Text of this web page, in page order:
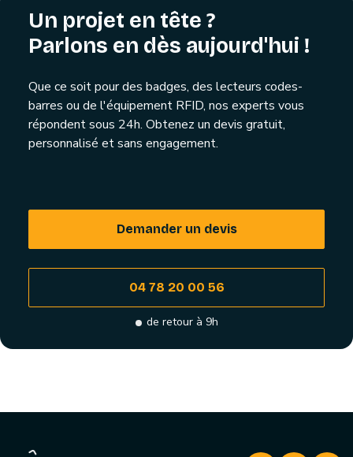
Un projet en tête ?
Parlons en dès aujourd'hui !
Que ce soit pour des badges, des lecteurs codes-
barres ou de l'équipement RFID, nos experts vous
répondent sous 24h. Obtenez un devis gratuit,
personnalisé et sans engagement.
Demander un devis
04 78 20 00 56
de retour à 9h